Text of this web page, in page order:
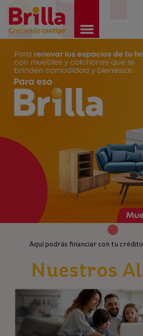
Aquí podrás financiar con tu
Nuestros